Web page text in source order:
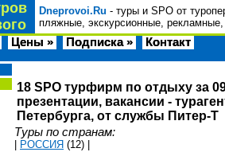
Dneprovoi.Ru - туры и SPO от
пляжные, экскурсионные,
Цены » Подписка » Контакт
18 SPO турфирм по отдыху за
презентации, вакансии -
Петербурга, от службы Питер-Т
Туры по странам:
РОССИЯ (12)